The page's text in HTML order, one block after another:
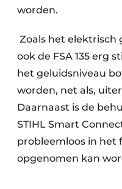
worden.
Zoals het elektrisch
ook de FSA 135 erg
het geluidsniveau
worden, net als,
Daarnaast is de
STIHL Smart
probleemloos in het
opgenomen kan